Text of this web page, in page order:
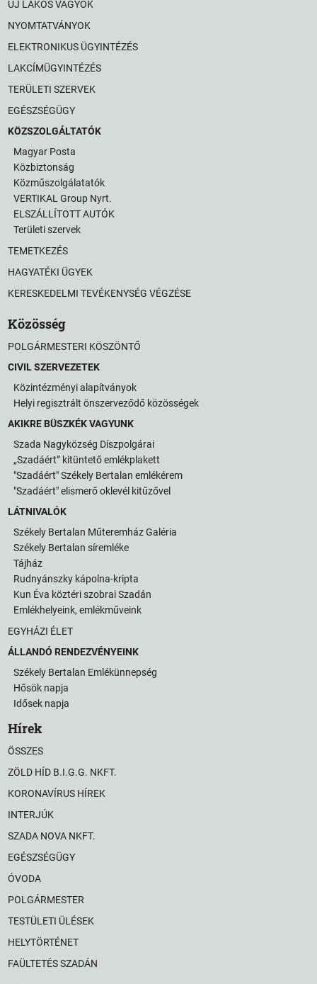
ÚJ LAKOS VAGYOK
NYOMTATVÁNYOK
ELEKTRONIKUS ÜGYINTÉZÉS
LAKCÍMÜGYINTÉZÉS
TERÜLETI SZERVEK
EGÉSZSÉGÜGY
KÖZSZOLGÁLTATÓK
Magyar Posta
Közbiztonság
Közműszolgálatatók
VERTIKAL Group Nyrt.
ELSZÁLLÍTOTT AUTÓK
Területi szervek
TEMETKEZÉS
HAGYATÉKI ÜGYEK
KERESKEDELMI TEVÉKENYSÉG VÉGZÉSE
Közösség
POLGÁRMESTERI KÖSZÖNTŐ
CIVIL SZERVEZETEK
Közintézményi alapítványok
Helyi regisztrált önszerveződő közösségek
AKIKRE BÜSZKÉK VAGYUNK
Szada Nagyközség Díszpolgárai
„Szadáért” kitüntető emlékplakett
"Szadáért" Székely Bertalan emlékérem
"Szadáért" elismerő oklevél kitűzővel
LÁTNIVALÓK
Székely Bertalan Műteremház Galéria
Székely Bertalan síremléke
Tájház
Rudnyánszky kápolna-kripta
Kun Éva köztéri szobrai Szadán
Emlékhelyeink, emlékműveink
EGYHÁZI ÉLET
ÁLLANDÓ RENDEZVÉNYEINK
Székely Bertalan Emlékünnepség
Hősök napja
Idősek napja
Hírek
ÖSSZES
ZÖLD HÍD B.I.G.G. NKFT.
KORONAVÍRUS HÍREK
INTERJÚK
SZADA NOVA NKFT.
EGÉSZSÉGÜGY
ÓVODA
POLGÁRMESTER
TESTÜLETI ÜLÉSEK
HELYTÖRTÉNET
FAÜLTETÉS SZADÁN